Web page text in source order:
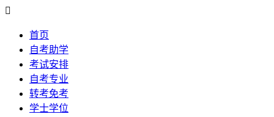

首页
自考助学
考试安排
自考专业
转考免考
学士学位